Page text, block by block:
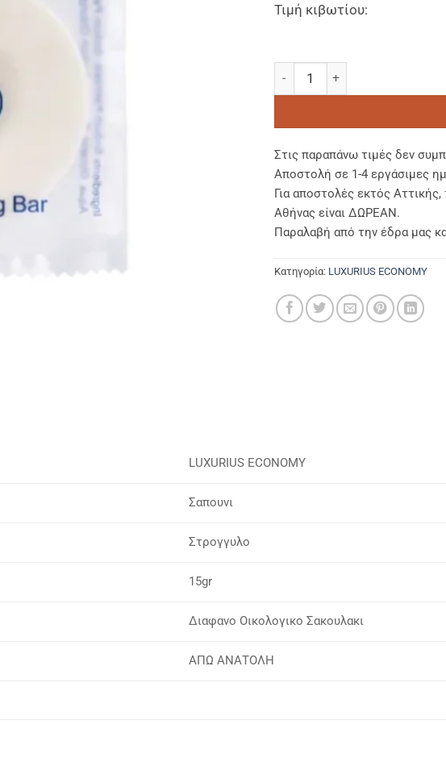
Τιμή κιβωτίου:
LUXURIUS ECONOMY-
Στις παραπάνω τιμές δεν
Αποστολή σε 1-4 εργάσιμες
Για αποστολές εκτός
Αθήνας είναι ΔΩΡΕΑΝ.
Παραλαβή από την έδρα μας
Κατηγορία: LUXURIUS ECONOMY
LUXURIUS ECONOMY
Σαπουνι
Στρογγυλο
15gr
Διαφανο Οικολογικο Σακουλακι
ΑΠΩ ΑΝΑΤΟΛΗ